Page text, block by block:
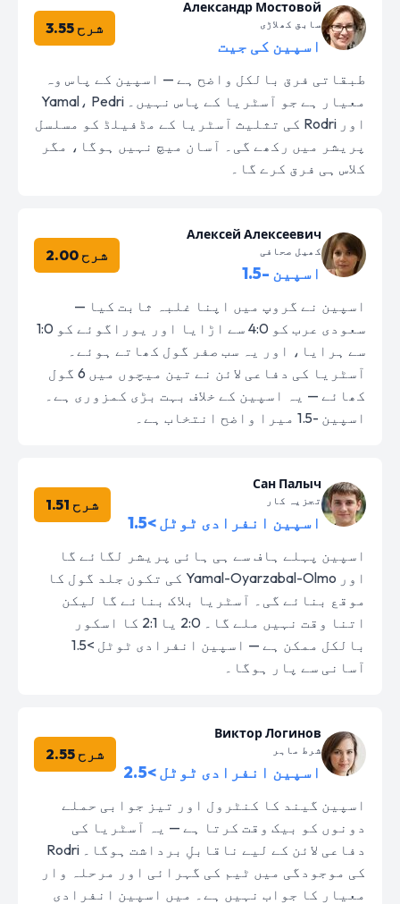
Александр Мостовой
سابق کھلاڑی
اسپین کی جیت
شرح 3.55
طبقاتی فرق بالکل واضح ہے — اسپین کے پاس وہ
معیار ہے جو آسٹریا کے پاس نہیں۔ Yamal، Pedri
اور Rodri کی تثلیث آسٹریا کے مڈفیلڈ کو مسلسل
پریشر میں رکھے گی۔ آسان میچ نہیں ہوگا، مگر
کلاس ہی فرق کرے گا۔
Алексей Алексеевич
کھیل صحافی
اسپین -1.5
شرح 2.00
اسپین نے گروپ میں اپنا غلبہ ثابت کیا —
سعودی عرب کو 4:0 سے اڑایا اور یوراگوئے کو 1:0
سے ہرایا، اور یہ سب صفر گول کھاتے ہوئے۔
آسٹریا کی دفاعی لائن نے تین میچوں میں 6 گول
کھائے — یہ اسپین کے خلاف بہت بڑی کمزوری ہے۔
اسپین -1.5 میرا واضح انتخاب ہے۔
Сан Палыч
تجزیہ کار
اسپین انفرادی ٹوٹل >1.5
شرح 1.51
اسپین پہلے ہاف سے ہی ہائی پریشر لگائے گا
اور Yamal-Oyarzabal-Olmo کی تکون جلد گول کا
موقع بنائے گی۔ آسٹریا بلاک بنائے گا لیکن
اتنا وقت نہیں ملے گا۔ 2:0 یا 2:1 کا اسکور
بالکل ممکن ہے — اسپین انفرادی ٹوٹل >1.5
آسانی سے پار ہوگا۔
Виктор Логинов
شرط ماہر
اسپین انفرادی ٹوٹل >2.5
شرح 2.55
اسپین گیند کا کنٹرول اور تیز جوابی حملے
دونوں کو بیک وقت کرتا ہے — یہ آسٹریا کی
دفاعی لائن کے لیے ناقابلِ برداشت ہوگا۔ Rodri
کی موجودگی میں ٹیم کی گہرائی اور مرحلہ وار
معیار کا جواب نہیں ہے۔ میں اسپین انفرادی